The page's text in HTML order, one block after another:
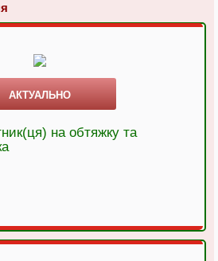
АКТУАЛЬНО
на обтяжку та